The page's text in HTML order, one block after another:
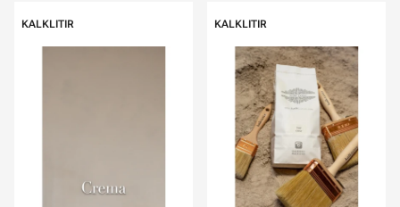
KALKLITIR KALKLITIR